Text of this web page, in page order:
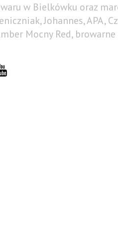
w Bielkówku oraz
Johannes, APA,
Mocny Red,